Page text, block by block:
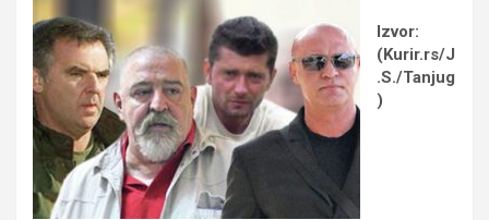
Izvor:
(Kurir.rs/J
.S./Tanjug
)